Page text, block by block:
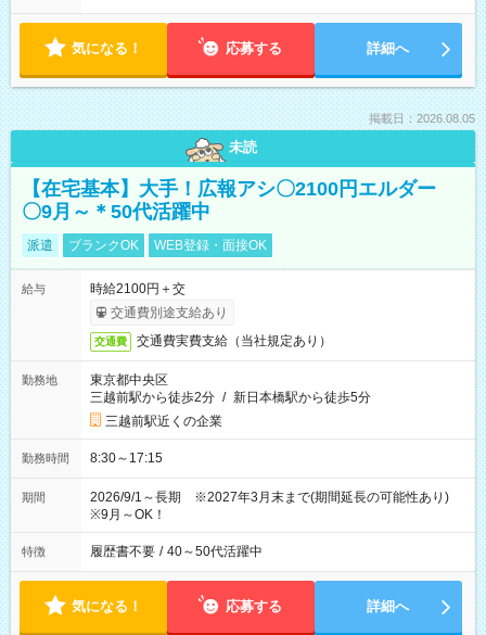
気になる！ 応募する 詳細へ
掲載日：2026.08.05
未読
【在宅基本】大手！広報アシ〇2100円エルダー
〇9月～＊50代活躍中
派遣 ブランクOK WEB登録・面接OK
給与
時給2100円＋交
交通費別途支給あり
交通費 交通費実費支給（当社規定あり）
勤務地
東京都中央区
三越前駅から徒歩2分 / 新日本橋駅から徒歩5分
三越前駅近くの企業
勤務時間 8:30～17:15
期間
2026/9/1～長期 ※2027年3月末まで(期間延長の可能性あり)
※9月～OK！
特徴 履歴書不要 / 40～50代活躍中
気になる！ 応募する 詳細へ